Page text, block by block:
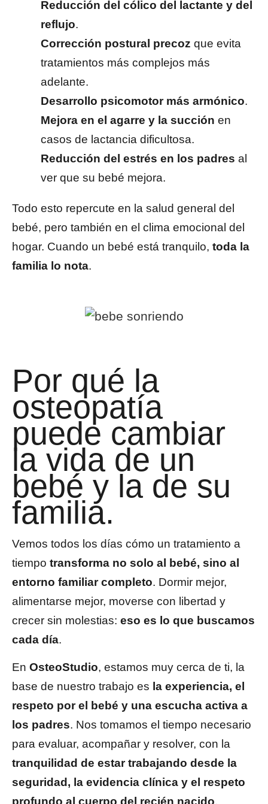
Reducción del cólico del lactante y del
reflujo.
Corrección postural precoz que evita
tratamientos más complejos más
adelante.
Desarrollo psicomotor más armónico.
Mejora en el agarre y la succión en
casos de lactancia dificultosa.
Reducción del estrés en los padres al
ver que su bebé mejora.
Todo esto repercute en la salud general del
bebé, pero también en el clima emocional del
hogar. Cuando un bebé está tranquilo, toda la
familia lo nota.
Por qué la
osteopatía
puede cambiar
la vida de un
bebé y la de su
familia.
Vemos todos los días cómo un tratamiento a
tiempo transforma no solo al bebé, sino al
entorno familiar completo. Dormir mejor,
alimentarse mejor, moverse con libertad y
crecer sin molestias: eso es lo que buscamos
cada día.
En OsteoStudio, estamos muy cerca de ti, la
base de nuestro trabajo es la experiencia, el
respeto por el bebé y una escucha activa a
los padres. Nos tomamos el tiempo necesario
para evaluar, acompañar y resolver, con la
tranquilidad de estar trabajando desde la
seguridad, la evidencia clínica y el respeto
profundo al cuerpo del recién nacido.